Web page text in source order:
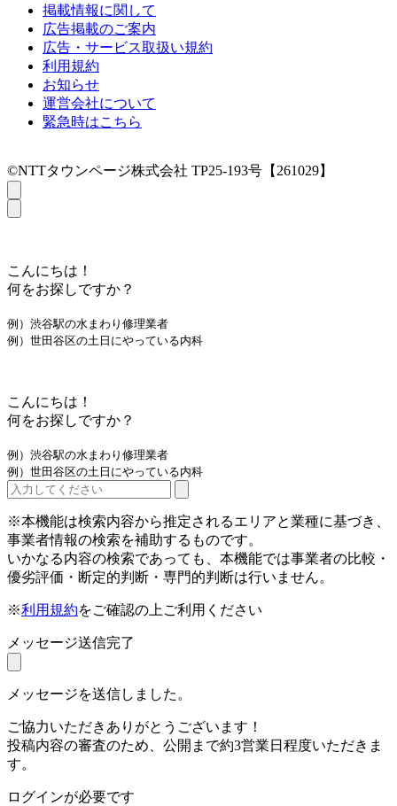
掲載情報に関して
広告掲載のご案内
広告・サービス取扱い規約
利用規約
お知らせ
運営会社について
緊急時はこちら
©NTTタウンページ株式会社 TP25-193号【261029】
こんにちは！
何をお探しですか？
例）渋谷駅の水まわり修理業者
例）世田谷区の土日にやっている内科
こんにちは！
何をお探しですか？
例）渋谷駅の水まわり修理業者
例）世田谷区の土日にやっている内科
※本機能は検索内容から推定されるエリアと業種に基づき、
事業者情報の検索を補助するものです。
いかなる内容の検索であっても、本機能では事業者の比較・
優劣評価・断定的判断・専門的判断は行いません。
※利用規約をご確認の上ご利用ください
メッセージ送信完了
メッセージを送信しました。
ご協力いただきありがとうございます！
投稿内容の審査のため、公開まで約3営業日程度いただきま
す。
ログインが必要です